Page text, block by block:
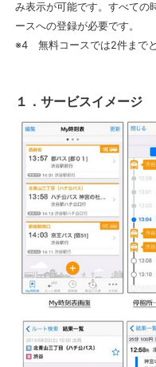
み表示が可能です。すべての
ースへの登録が必要です。
※4 無料コースでは2件までと
１．サービスイメージ